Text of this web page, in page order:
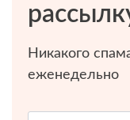
Никакого
еженедельно